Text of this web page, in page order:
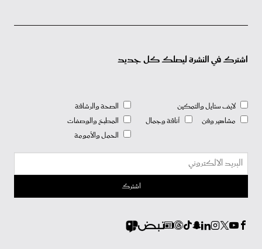
اشترك في النشرة ليصلك كل جديد
لايف ستايل والتمكين
مشاهير وفن
أناقة وجمال
الصحة والرشاقة
المطبخ والوصفات
الحمل والأمومة